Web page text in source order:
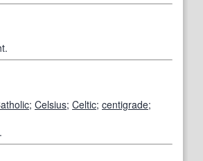
; Celsius; Celtic; centigrade;